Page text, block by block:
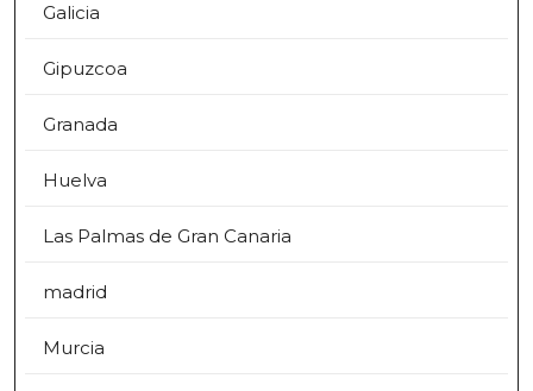
Galicia
Gipuzcoa
Granada
Huelva
Las Palmas de Gran Canaria
madrid
Murcia